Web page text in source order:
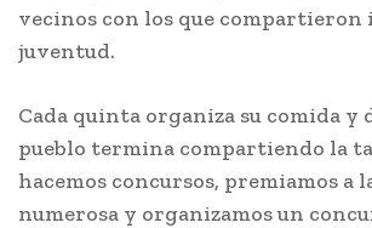
vecinos con los que compartieron
juventud.
Cada quinta organiza su comida y
pueblo termina compartiendo la
hacemos concursos, premiamos a
numerosa y organizamos un